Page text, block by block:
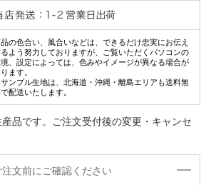
の色合い、風合いなどは、できるだけ忠実にお伝え
よう努力しておりますが、ご覧いただくパソコンの
、設定によっては、色みやイメージが異なる場合が
ます。
ンプル生地は、北海道・沖縄・離島エリアも送料無
配送いたします。
品です。ご注文受付後の変更・キャンセ
注文前にご確認ください